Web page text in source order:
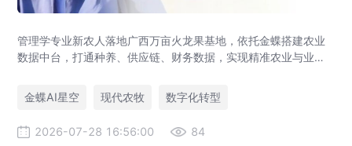
管理学专业新农人落地广西万亩火龙果基地，依托金蝶搭建农业
数据中台，打通种养、供应链、财务数据，实现精准农业与业财
金蝶AI星空
现代农牧 数字化转型
2026-07-28 16:56:00 84